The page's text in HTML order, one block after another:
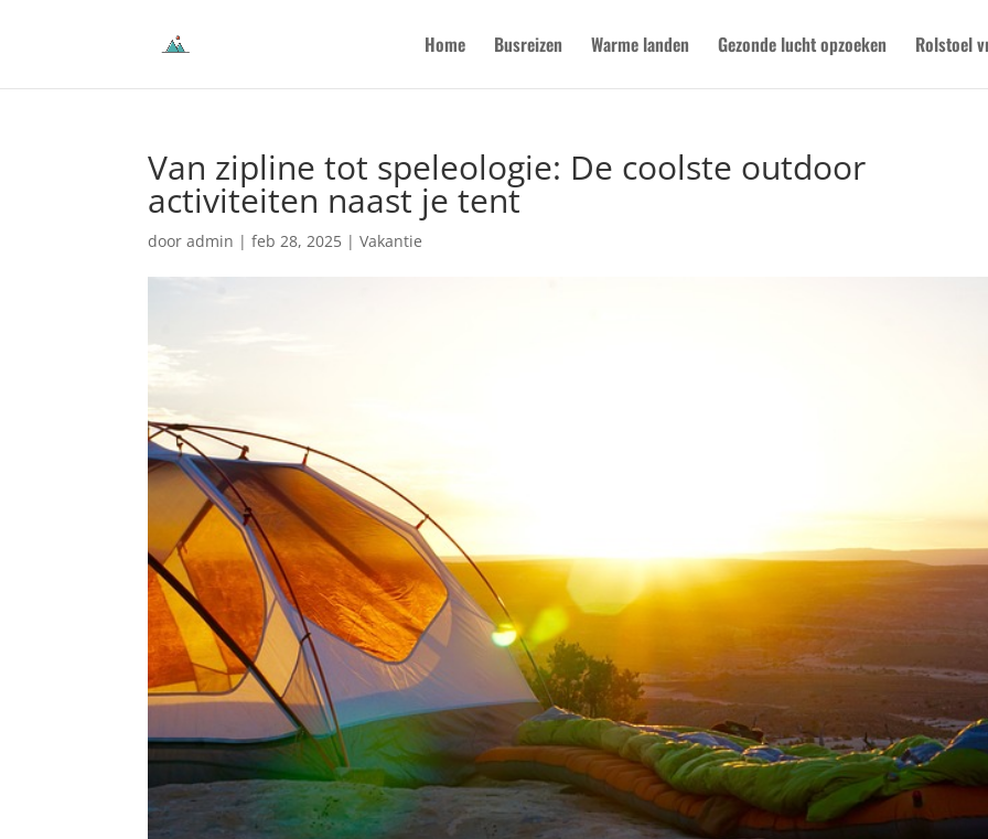
Home Busreizen Warme landen Gezonde lucht opzoeken Rolstoel
Van zipline tot speleologie: De coolste outdoor
activiteiten naast je tent
dooradmin |feb 28, 2025 |Vakantie